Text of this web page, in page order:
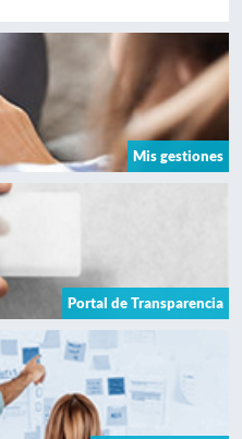
Mis gestiones
Portal de Transparencia